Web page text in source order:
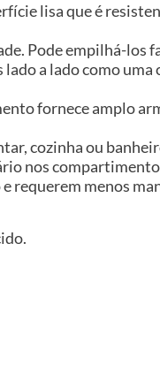
lisa que é
Pode empilhá-los
a lado como uma
fornece amplo
cozinha ou
nos
requerem menos